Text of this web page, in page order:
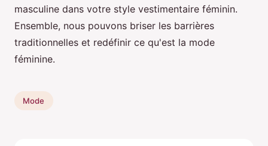
masculine dans votre style vestimentaire féminin.
Ensemble, nous pouvons briser les barrières
traditionnelles et redéfinir ce qu'est la mode
féminine.
Mode